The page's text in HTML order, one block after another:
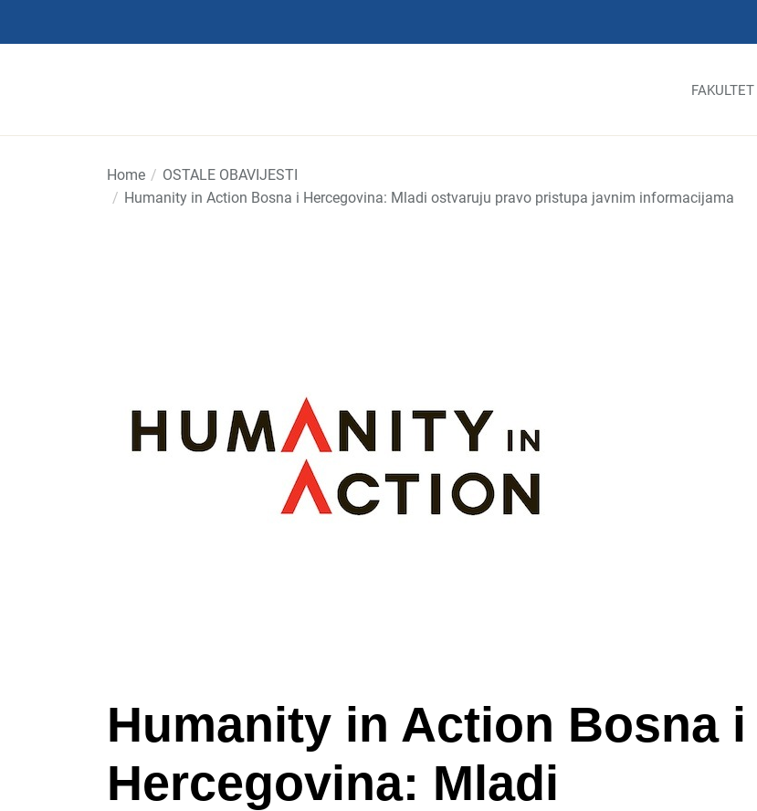
FAKULTET
Home
OSTALE OBAVIJESTI
Humanity in Action Bosna i Hercegovina: Mladi ostvaruju pravo pristupa javnim informacijama
Humanity in Action Bosna i
Hercegovina: Mladi